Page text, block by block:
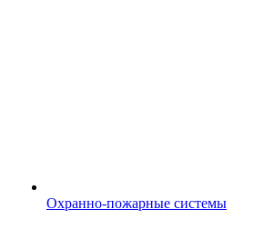
Охранно-пожарные системы